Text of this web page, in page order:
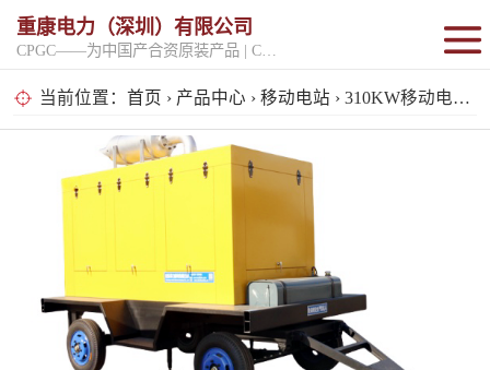
重康电力（深圳）有限公司
当前位置： 首页 › 产品中心 › 移动电站 › 310KW移动电站_柴油发电车
固定开架式
移动电站